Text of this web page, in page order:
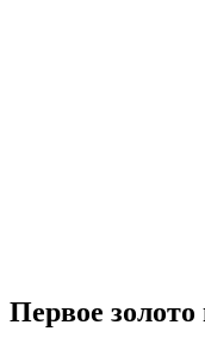
Первое золото